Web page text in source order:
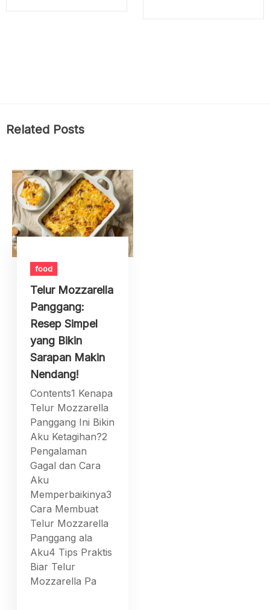
Related Posts
food
Telur Mozzarella
Panggang:
Resep Simpel
yang Bikin
Sarapan Makin
Nendang!
Contents1 Kenapa
Telur Mozzarella
Panggang Ini Bikin
Aku Ketagihan?2
Pengalaman
Gagal dan Cara
Aku
Memperbaikinya3
Cara Membuat
Telur Mozzarella
Panggang ala
Aku4 Tips Praktis
Biar Telur
Mozzarella Pa